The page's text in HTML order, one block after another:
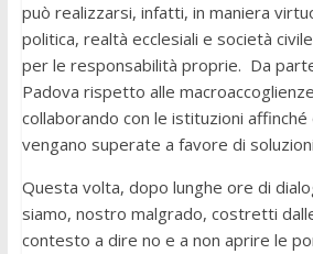
può realizzarsi, infatti, in maniera
politica, realtà ecclesiali e società
per le responsabilità proprie. Da
Padova rispetto alle
collaborando con le istituzioni
vengano superate a favore di
Questa volta, dopo lunghe ore di
siamo, nostro malgrado, costretti
contesto a dire no e a non aprire le